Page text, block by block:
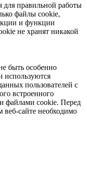
правильной работы
файлы cookie,
и функции
не хранят никакой
быть особенно
используются
пользователей с
встроенного
файлами cookie. Перед
веб-сайте необходимо